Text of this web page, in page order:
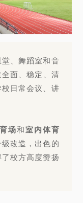
、舞蹈室和音
面、稳定、清
日常会议、讲
场和室内体育
改造，出色的
校方高度赞扬